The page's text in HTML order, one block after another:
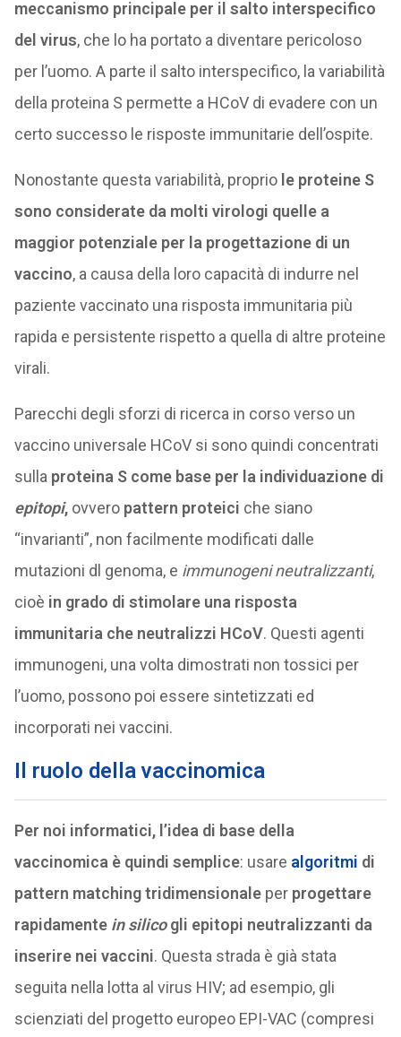
meccanismo principale per il salto interspecifico
del virus, che lo ha portato a diventare pericoloso
per l’uomo. A parte il salto interspecifico, la variabilità
della proteina S permette a HCoV di evadere con un
certo successo le risposte immunitarie dell’ospite.
Nonostante questa variabilità, proprio le proteine ​​S
sono considerate da molti virologi quelle a
maggior potenziale per la progettazione di un
vaccino, a causa della loro capacità di indurre nel
paziente vaccinato una risposta immunitaria più
rapida e persistente rispetto a quella di altre proteine
virali.
Parecchi degli sforzi di ricerca in corso verso un
vaccino universale HCoV si sono quindi concentrati
sulla proteina S come base per la individuazione di
epitopi,ovvero pattern proteici che siano
“invarianti”, non facilmente modificati dalle
mutazioni dl genoma, e immunogeni neutralizzanti,
cioè in grado di stimolare una risposta
immunitaria che neutralizzi HCoV. Questi agenti
immunogeni, una volta dimostrati non tossici per
l’uomo, possono poi essere sintetizzati ed
incorporati nei vaccini.
Il ruolo della vaccinomica
Per noi informatici, l’idea di base della
vaccinomica è quindi semplice: usare algoritmi di
pattern matching tridimensionaleper progettare
rapidamente in silicogli epitopi neutralizzanti da
inserire nei vaccini. Questa strada è già stata
seguita nella lotta al virus HIV; ad esempio, gli
scienziati del progetto europeo EPI-VAC (compresi